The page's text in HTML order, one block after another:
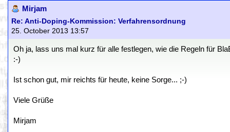
Mirjam
Re: Anti-Doping-Kommission: Verfahrensordnung
25. October 2013 13:57
Oh ja, lass uns mal kurz für alle festlegen, wie die Regeln für
:-)
Ist schon gut, mir reichts für heute, keine Sorge... ;-)
Viele Grüße
Mirjam